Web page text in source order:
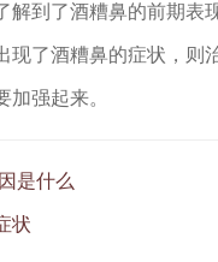
了酒糟鼻的前期表
现了酒糟鼻的症状，
强起来。
是什么
状